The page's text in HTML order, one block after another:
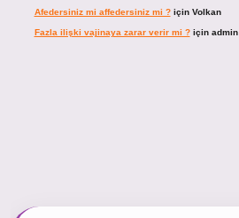
Afedersiniz mi affedersiniz mi ?için Volkan
Fazla ilişki vajinaya zarar verir mi ?için admin